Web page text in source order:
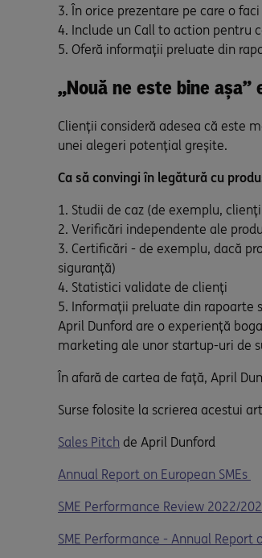
În orice prezentare pe care o
Include un Call to action pentru
Oferă informații preluate din
„Nouă ne este bine
Clienții consideră adesea că este
unei alegeri potențial greșite.
Ca să convingi în legătură cu
Studii de caz (de exemplu,
Verificări independente ale
Certificări - de exemplu, dacă
siguranță)
Statistici validate de clienți
Informații preluate din rapoarte
April Dunford are o experiență
marketing ale unor startup-uri de
În afară de cartea de față, April
Surse folosite la scrierea acestui
Sales Pitch de April Dunford
Annual Report on European SMEs
SME Performance Review 2022/
SME Performance - Annual Report